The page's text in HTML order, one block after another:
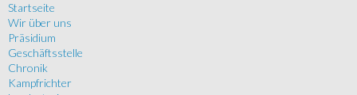
Startseite
Wir über uns
Präsidium
Geschäftsstelle
Chronik
Kampfrichter